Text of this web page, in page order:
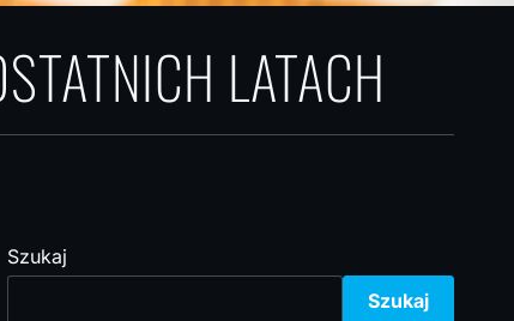
LATACH
Szukaj
Szukaj